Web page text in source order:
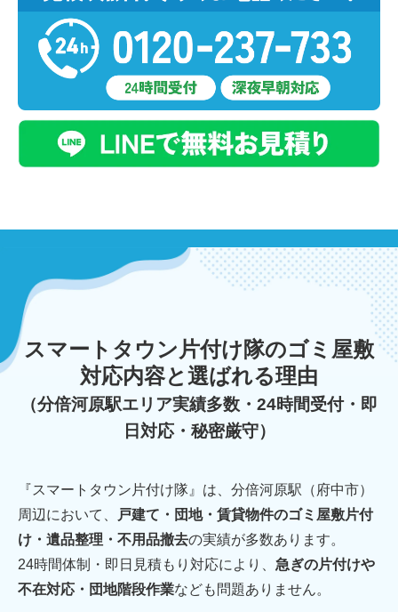
スマートタウン片付け隊のゴミ屋敷
対応内容と選ばれる理由
（分倍河原駅エリア実績多数・24時間受付・即
日対応・秘密厳守）
『スマートタウン片付け隊』は、分倍河原駅（府中市）
周辺において、
戸建て・団地・賃貸物件のゴミ屋敷片付
け・遺品整理・不用品撤去の実績が多数あります。
24時間体制・即日見積もり対応により、 急ぎの片付けや
不在対応・団地階段作業なども問題ありません。